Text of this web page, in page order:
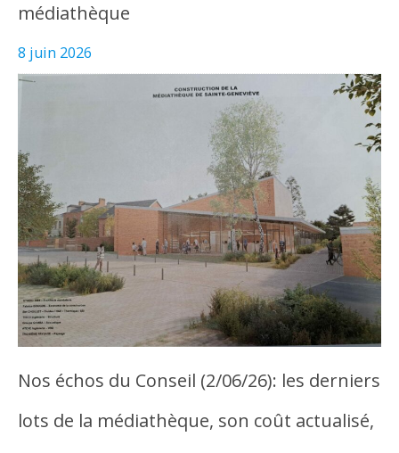
médiathèque
8 juin 2026
Nos échos du Conseil (2/06/26): les derniers
lots de la médiathèque, son coût actualisé,